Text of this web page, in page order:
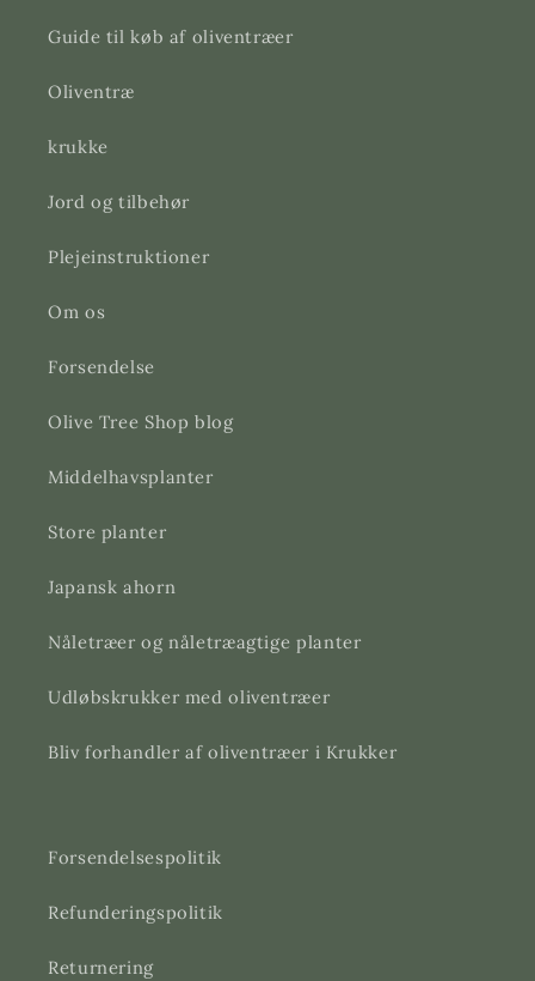
Guide til køb af oliventræer
Oliventræ
krukke
Jord og tilbehør
Plejeinstruktioner
Om os
Forsendelse
Olive Tree Shop blog
Middelhavsplanter
Store planter
Japansk ahorn
Nåletræer og nåletræagtige planter
Udløbskrukker med oliventræer
Bliv forhandler af oliventræer i Krukker
Forsendelsespolitik
Refunderingspolitik
Returnering